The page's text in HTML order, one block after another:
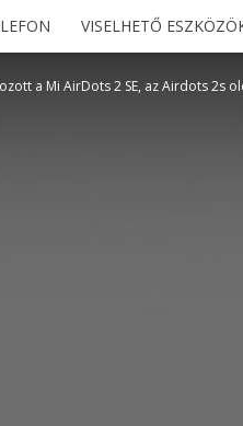
VISELHETŐ
a Mi AirDots 2 SE, az Airdots 2s